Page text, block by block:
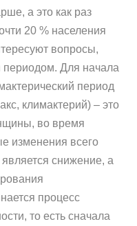
а это как раз
20 % населения
вопросы,
периодом. Для начала
период
климактерий) – это
во время
изменения всего
снижение, а
процесс
то есть сначала